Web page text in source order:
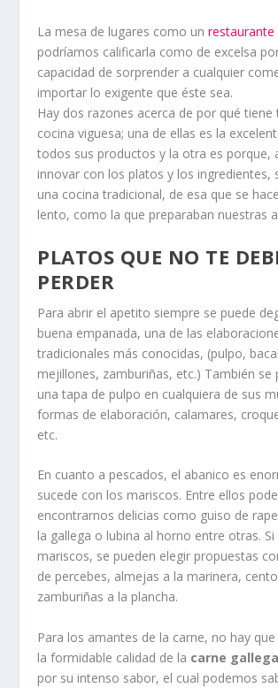
La mesa de lugares como unrestaurante
podríamos calificarla como de excelsa
capacidad de sorprender a cualquier
importar lo exigente que éste sea.
Hay dos razones acerca de por qué
cocina viguesa; una de ellas es la
todos sus productos y la otra es porque,
innovar con los platos y los ingredientes,
una cocina tradicional, de esa que se
lento, como la que preparaban nuestras
PLATOS QUE NO TE
PERDER
Para abrir el apetito siempre se puede
buena empanada, una de las
tradicionales más conocidas, (pulpo,
mejillones, zamburiñas, etc.) También se
una tapa de pulpo en cualquiera de sus
formas de elaboración, calamares,
etc.
En cuanto a pescados, el abanico es
sucede con los mariscos. Entre ellos
encontrarnos delicias como guiso de
la gallega o lubina al horno entre otras.
mariscos, se pueden elegir propuestas
de percebes, almejas a la marinera,
zamburiñas a la plancha.
Para los amantes de la carne, no hay
la formidable calidad de la carne gallega
por su intenso sabor, el cual podemos